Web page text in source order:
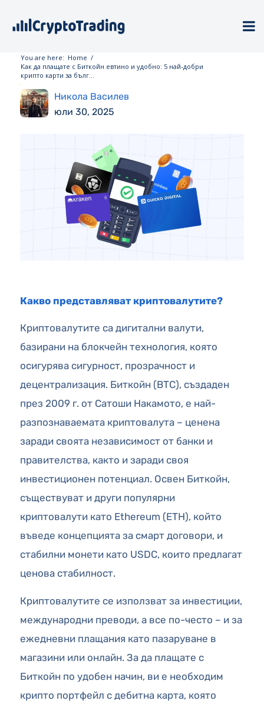
You are here: Home /
Как да плащате с Биткойн евтино и удобно: 5 най-добри
крипто карти за бълг...
Никола Василев
юли 30, 2025
Какво представляват криптовалутите?
Криптовалутите са дигитални валути,
базирани на блокчейн технология, която
осигурява сигурност, прозрачност и
децентрализация. Биткойн (BTC), създаден
през 2009 г. от Сатоши Накамото, е най-
разпознаваемата криптовалута – ценена
заради своята независимост от банки и
правителства, както и заради своя
инвестиционен потенциал. Освен Биткойн,
съществуват и други популярни
криптовалути като Ethereum (ETH), който
въведе концепцията за смарт договори, и
стабилни монети като USDC, които предлагат
ценова стабилност.
Криптовалутите се използват за инвестиции,
международни преводи, а все по-често – и за
ежедневни плащания като пазаруване в
магазини или онлайн. За да плащате с
Биткойн по удобен начин, ви е необходим
крипто портфейл с дебитна карта, която